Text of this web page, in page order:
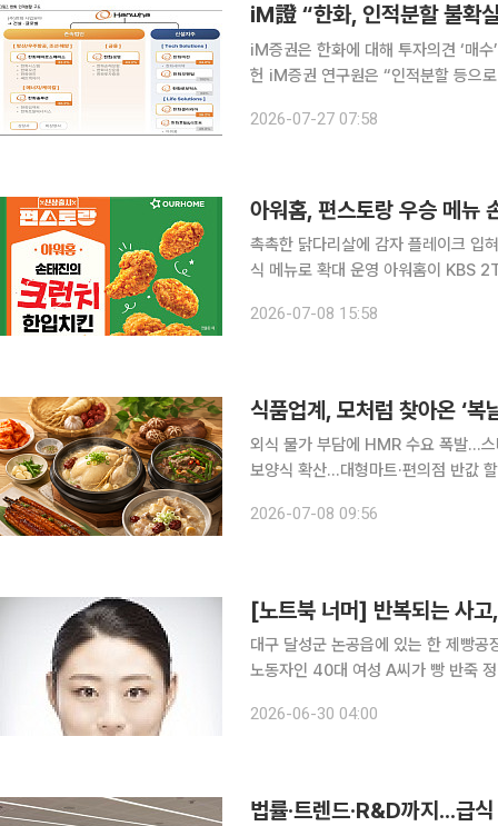
iM證 “한화, 인적분할 불확
iM증권은 한화에 대해 투자의견 ‘매수
헌 iM증권 연구원은 “인적분할 등으
했다. 한화의 24일 종가는 9만
2026-07-27 07:58
아워홈, 편스토랑 우승 메뉴
촉촉한 닭다리살에 감자 플레이크 입
식 메뉴로 확대 운영 아워홈이 KBS 2TV 예능 프로그램 ‘신상출시 편스토랑’의 우승 메뉴를 간편식
감을 극대화한 손태진의 크런치 한입
2026-07-08 15:58
외식 물가 부담에 HMR 수요 폭발…스
보양식 확산…대형마트·편의점 반값 할인 및 이색 메뉴 경쟁
비자 공략에 나섰다. 외식 물가 부담
2026-07-08 09:56
[노트북 너머] 반복되는 사
대구 달성군 논공읍에 있는 한 제빵
노동자인 40대 여성 A씨가 빵 반죽
그룹 내부에서 ‘산업안전 우수사업장
2026-06-30 04:00
법률·트렌드·R&D까지...급